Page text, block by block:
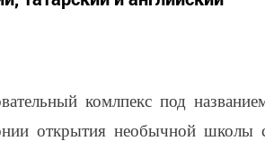
комлпекс под
открытия необычной школы